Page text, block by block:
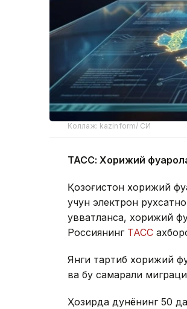
Коллаж: kazinform/ СИ
ТАСС: Хорижий
Қозоғистон хорижий
учун электрон
қувватланса, хорижий
Россиянинг ТАСС
Янги тартиб хорижий
ва бу самарали
Ҳозирда дунёнинг 50